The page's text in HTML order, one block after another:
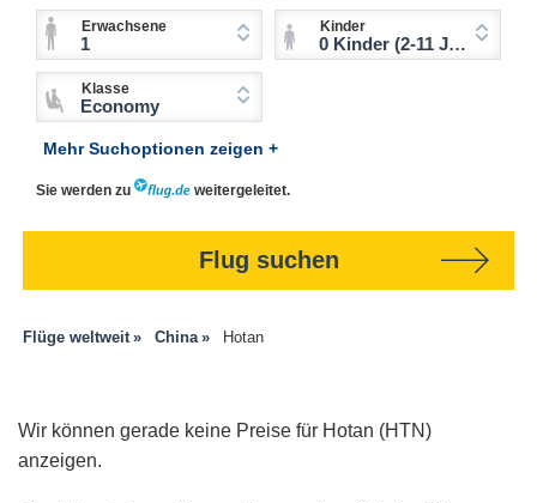
Erwachsene
1
Kinder
0 Kinder (2-11 Jahre)
Klasse
Economy
Mehr Suchoptionen zeigen +
Sie werden zu weitergeleitet.
Flug suchen
Flüge weltweit China Hotan
Wir können gerade keine Preise für Hotan (HTN)
anzeigen.